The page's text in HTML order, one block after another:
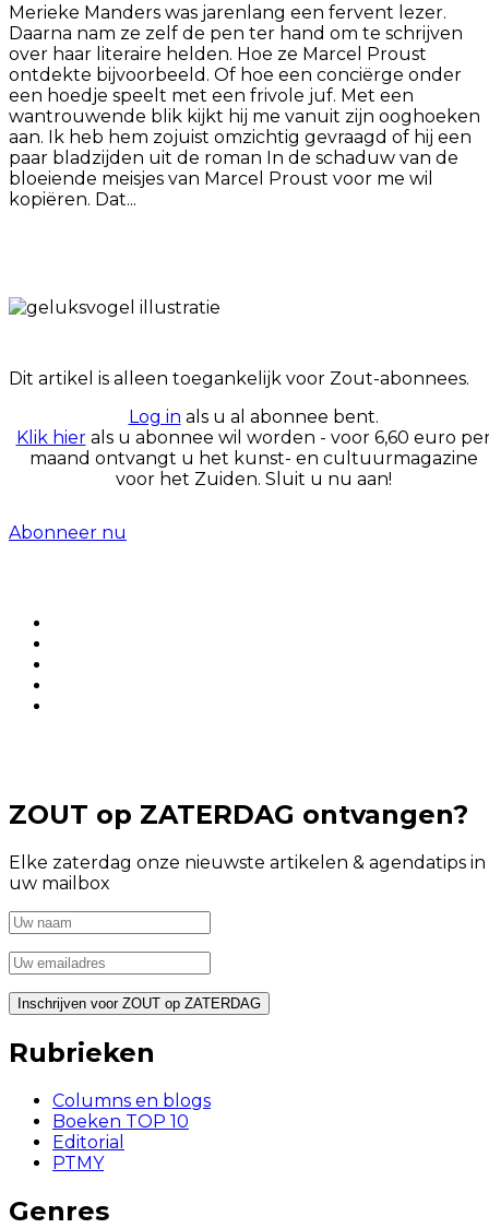
Merieke Manders was jarenlang een fervent lezer.
Daarna nam ze zelf de pen ter hand om te schrijven
over haar literaire helden. Hoe ze Marcel Proust
ontdekte bijvoorbeeld. Of hoe een conciërge onder
een hoedje speelt met een frivole juf. Met een
wantrouwende blik kijkt hij me vanuit zijn ooghoeken
aan. Ik heb hem zojuist omzichtig gevraagd of hij een
paar bladzijden uit de roman In de schaduw van de
bloeiende meisjes van Marcel Proust voor me wil
kopiëren. Dat...
Dit artikel is alleen toegankelijk voor Zout-abonnees.
Log in als u al abonnee bent.
Klik hierals u abonnee wil worden - voor 6,60 euro
maand ontvangt u het kunst- en cultuurmagazine
voor het Zuiden. Sluit u nu aan!
Abonneer nu
ZOUT op ZATERDAG ontvangen?
Elke zaterdag onze nieuwste artikelen & agendatips in
uw mailbox
Rubrieken
Columns en blogs
Boeken TOP 10
Editorial
PTMY
Genres